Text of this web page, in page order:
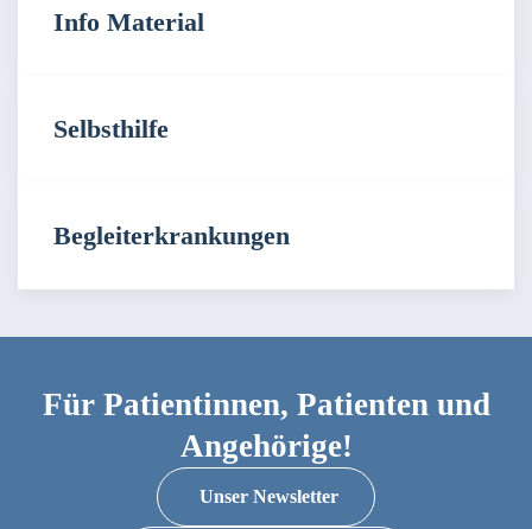
Info Material
Selbsthilfe
Begleiterkrankungen
Für Patientinnen, Patienten und
Angehörige!
Unser Newsletter